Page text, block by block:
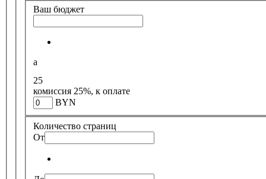
Ваш бюджет
a
25
комиссия 25%, к оплате
BYN
Количество страниц
От